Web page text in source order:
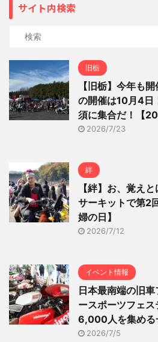
サイト内検索
旧栃
【旧栃】今年も
の開催は10月4日
須に集合だ！【
2026/7/23
絆
【絆】お、覚え
サーキットで第2
婦の日】
2026/7/12
イベント情報
日本最南端の旧
ースポーツフェ
6,000人を集める
2026/7/5